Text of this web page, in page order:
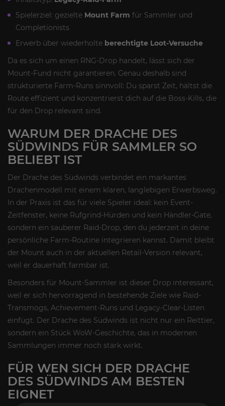
Spielerziel: gezielte Mount Farm für Sammler und
Completionists
Erwerb über wiederholte berechtigte Loot-Versuche
Da es sich um einen RNG-Drop handelt, lässt sich der
Mount-Fund nicht garantieren. Genau deshalb sind
strukturierte Farm-Runs sinnvoll: Du sparst Zeit, hältst die
Route effizient und konzentrierst dich auf die Boss-Kills, die
für den Drop relevant sind.
WARUM DER DRACHE DES
SÜDWINDS FÜR SAMMLER SO
BELIEBT IST
Der Drache des Südwinds verbindet ein markantes
Drachenmodell mit einem klaren, langlebigen Erwerbsweg.
In der Praxis ist das für viele Spieler ideal: kein Event-
Zeitfenster, keine Rufgrind-Hürden und kein Händler-Gate,
sondern ein sauberer Raid-Drop, den du jederzeit in deine
persönliche Farm-Routine integrieren kannst. Damit bleibt
der Mount auch in der aktuellen Retail-Version relevant,
weil er dauerhaft farmbar ist.
Besonders für Mount-Sammler ist dieser Drop interessant,
weil er sich hervorragend in bestehende Ziele wie Raid-
Transmogs, Achievement-Runs und Legacy-Clear-Listen
einfügt. Der Drache des Südwinds ist nicht nur ein Reittier,
sondern ein Stück WoW-Geschichte, das in modernen
Sammlungen immer noch stark wirkt.
FÜR WEN SICH DER DRACHE
DES SÜDWINDS AM BESTEN
EIGNET